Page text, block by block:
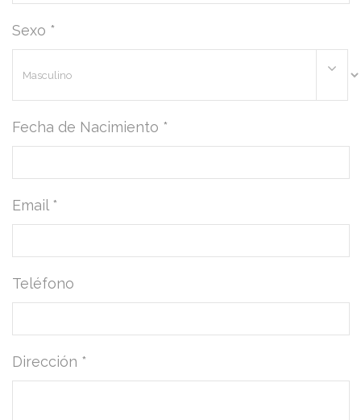
Sexo *
Fecha de Nacimiento *
Email *
Teléfono
Dirección *